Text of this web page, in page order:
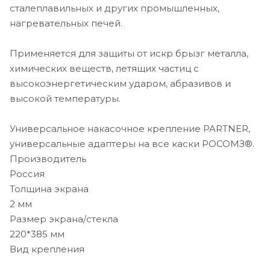
сталеплавильных и других промышленных,
нагревательных печей.
Применяется для защиты от искр брызг металла,
химических веществ, летящих частиц с
высокоэнергетическим ударом, абразивов и
высокой температуры.
Универсальное накасочное крепление PARTNER,
универсальные адаптеры на все каски РОСОМЗ®.
Производитель
Россия
Толщина экрана
2 мм
Размер экрана/стекла
220*385 мм
Вид крепления